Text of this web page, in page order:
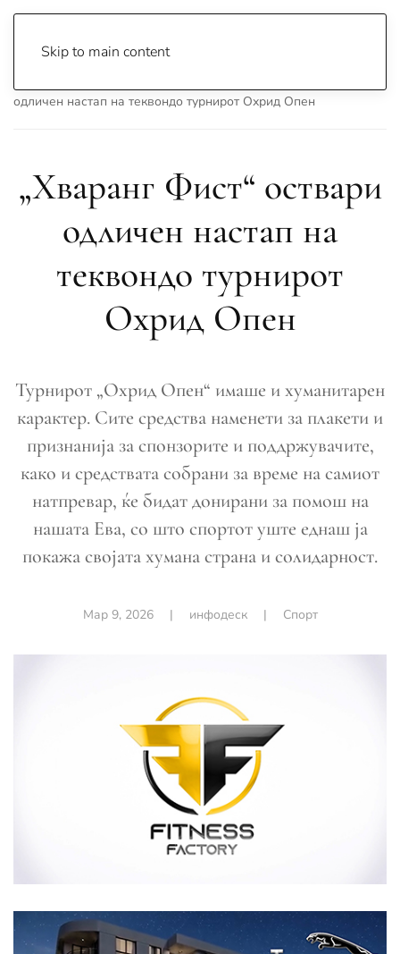
Skip to main content
одличен настап на теквондо турнирот Охрид Опен
„Хваранг Фист“ оствари
одличен настап на
теквондо турнирот
Охрид Опен
Турнирот „Охрид Опен“ имаше и хуманитарен
карактер. Сите средства наменети за плакети и
признанија за спонзорите и поддржувачите,
како и средствата собрани за време на самиот
натпревар, ќе бидат донирани за помош на
нашата Ева, со што спортот уште еднаш ја
покажа својата хумана страна и солидарност.
Мар 9, 2026| инфодеск| Спорт